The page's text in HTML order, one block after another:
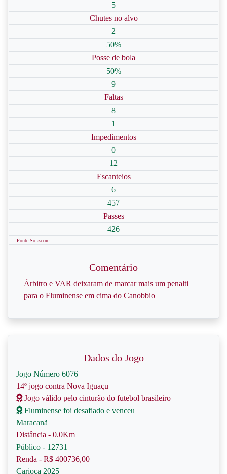
5
Chutes no alvo
2
50%
Posse de bola
50%
9
Faltas
8
1
Impedimentos
0
12
Escanteios
6
457
Passes
426
Fonte:Sofascore
Comentário
Árbitro e VAR deixaram de marcar mais um penalti
para o Fluminense em cima do Canobbio
Dados do Jogo
Jogo Número 6076
14º jogo contra Nova Iguaçu
Jogo válido pelo cinturão do futebol brasileiro
Fluminense foi desafiado e venceu
Maracanã
Distância - 0.0Km
Público - 12731
Renda - R$ 400736,00
Carioca 2025